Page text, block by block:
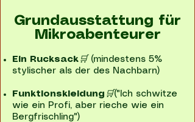
Grundausstattung für
Mikroabenteurer
Ein Rucksack 🛒 (mindestens 5%
stylischer als der des Nachbarn)
Funktionskleidung 🛒("Ich schwitze
wie ein Profi, aber rieche wie ein
Bergfrischling")